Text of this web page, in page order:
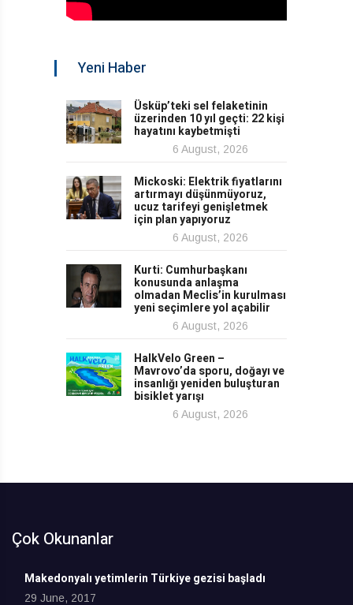
Yeni Haber
Üsküp’teki sel felaketinin
üzerinden 10 yıl geçti: 22 kişi
hayatını kaybetmişti
6 August, 2026
Mickoski: Elektrik fiyatlarını
artırmayı düşünmüyoruz,
ucuz tarifeyi genişletmek
için plan yapıyoruz
6 August, 2026
Kurti: Cumhurbaşkanı
konusunda anlaşma
olmadan Meclis’in kurulması
yeni seçimlere yol açabilir
6 August, 2026
HalkVelo Green –
Mavrovo’da sporu, doğayı ve
insanlığı yeniden buluşturan
bisiklet yarışı
6 August, 2026
Çok Okunanlar
Makedonyalı yetimlerin Türkiye gezisi başladı
29 June, 2017